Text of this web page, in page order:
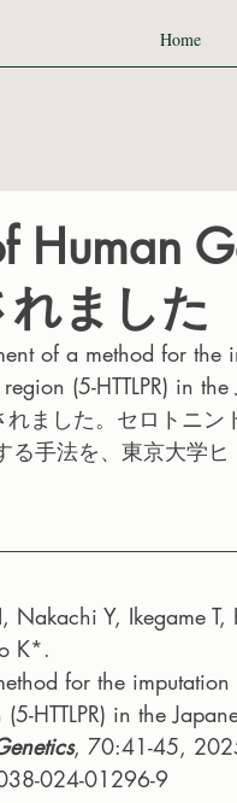
Home
Human
ました
of a method for the
(5-HTTLPR) in
ました。セロトニン
る手法を、東京大学
Nakachi Y, Ikegame
K*.
for the
HTTLPR) in the
, 70:41-45,
024-01296-9